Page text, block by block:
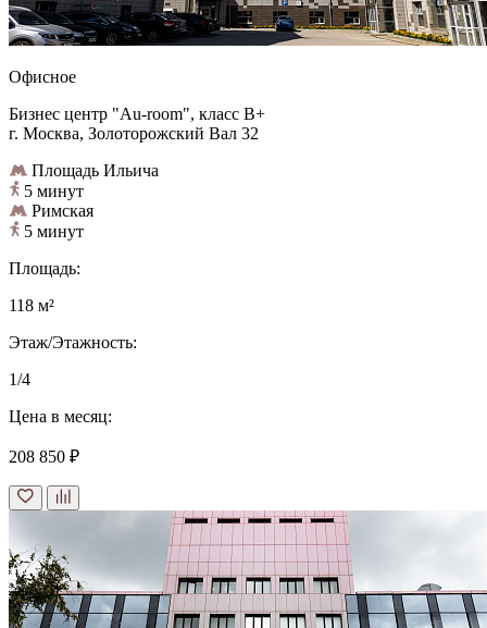
Офисное
Бизнес центр "Au-room", класс B+
г. Москва, Золоторожский Вал 32
Площадь Ильича
5 минут
Римская
5 минут
Площадь:
118 м²
Этаж/Этажность:
1/4
Цена в месяц:
208 850 ₽